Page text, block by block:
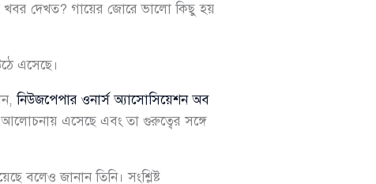
খবর দেখত? গায়ের জোরে ভালো কিছু হয়
এসেছে।
নিউজপেপার ওনার্স অ্যাসোসিয়েশন অব
এসেছে এবং তা গুরুত্বের সঙ্গে
বলেও জানান তিনি। সংশ্লিষ্ট